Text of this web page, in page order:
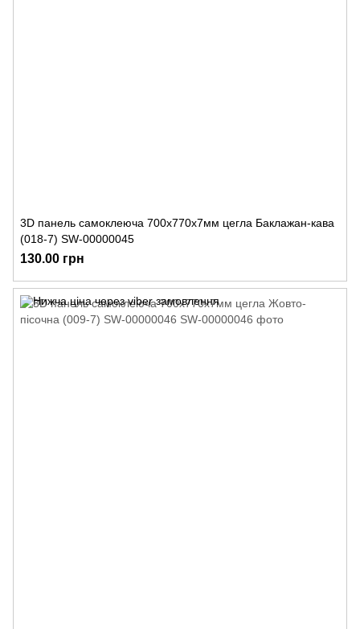
3D панель самоклеюча 700х770х7мм цегла Баклажан-кава
(018-7) SW-00000045
130.00 грн